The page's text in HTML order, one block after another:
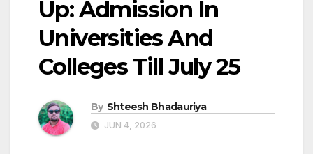
Up: Admission In
Universities And
Colleges Till July 25
By Shteesh Bhadauriya
JUN 4, 2026